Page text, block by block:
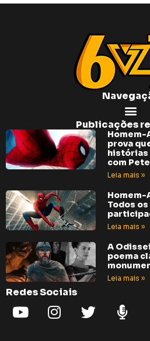
Publicações
Homem-
prova
histórias
com
Leia mais »
Homem-
Todos
Leia mais »
A
poema
Leia mais »
Redes Sociais